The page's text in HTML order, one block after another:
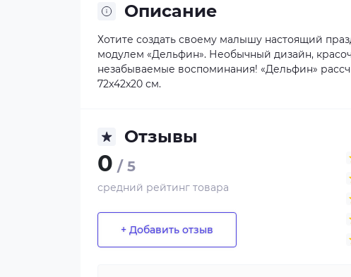
Описание
Хотите создать своему малышу настоящий
модулем «Дельфин». Необычный дизайн,
незабываемые воспоминания! «Дельфин»
72x42x20 см.
Отзывы
0 / 5
средний рейтинг товара
+ Добавить отзыв